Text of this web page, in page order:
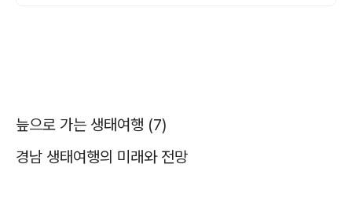
늪으로 가는 생태여행 (7)
경남 생태여행의 미래와 전망